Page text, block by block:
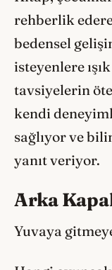
rehberlik
bedensel
isteyenlere
tavsiyelerin
kendi
sağlıyor ve
yanıt veriyor.
Arka
Yuvaya